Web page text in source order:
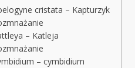
cristata – Kapturzyk
– Katleja
– cymbidium